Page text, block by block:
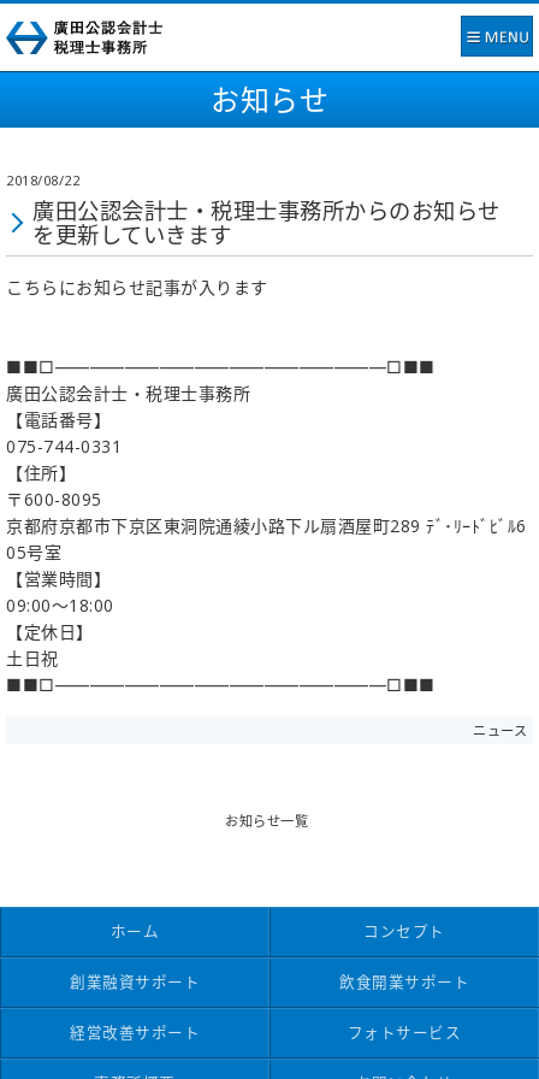
お知らせ
2018/08/22
廣田公認会計士・税理士事務所からのお知らせ
を更新していきます
こちらにお知らせ記事が入ります
■■□―――――――――――――――――――□■■
廣田公認会計士・税理士事務所
【電話番号】
075-744-0331
【住所】
〒600-8095
京都府京都市下京区東洞院通綾小路下ル扇酒屋町289 ﾃﾞ･ﾘｰﾄﾞﾋﾞﾙ6
05号室
【営業時間】
09:00～18:00
【定休日】
土日祝
■■□―――――――――――――――――――□■■
ニュース
お知らせ一覧
ホーム コンセプト
創業融資サポート 飲食開業サポート
経営改善サポート フォトサービス